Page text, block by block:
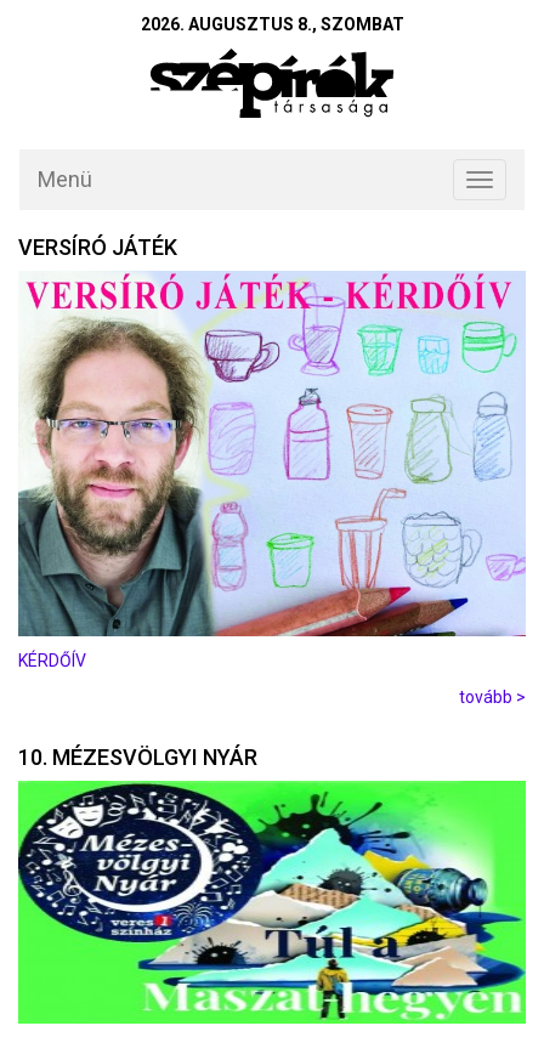
2026. AUGUSZTUS 8., SZOMBAT
Toggle
Menü
VERSÍRÓ JÁTÉK
KÉRDŐÍV
tovább >
10. MÉZESVÖLGYI NYÁR